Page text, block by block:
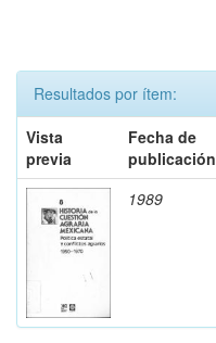
Resultados por ítem:
Vista
previa
Fecha de
publicación
1989